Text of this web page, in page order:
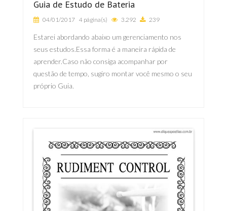
Guia de Estudo de Bateria
04/01/2017 4 página(s) 3.292 239
Estarei abordando abaixo um gerenciamento nos
seus estudos.Essa forma é a maneira rápida de
aprender.Caso não consiga acompanhar por
questão de tempo, sugiro montar você mesmo o seu
próprio Guia.